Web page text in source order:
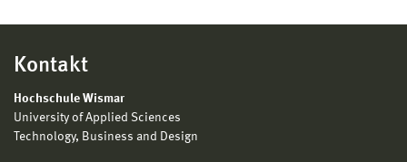
Kontakt
Hochschule Wismar
University of Applied Sciences
Technology, Business and Design